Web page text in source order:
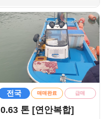
전국 매매완료 급매
0.63 톤 [연안복합]